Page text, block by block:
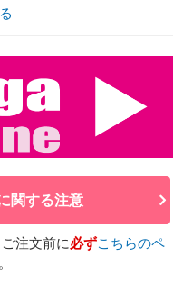
関する注意
注文前に必ずこちらのペ